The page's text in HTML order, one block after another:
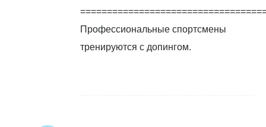
Профессиональные спортсмены
тренируются с допингом.